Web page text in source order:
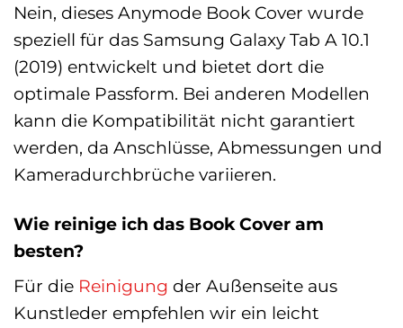
Nein, dieses Anymode Book Cover wurde
speziell für das Samsung Galaxy Tab A 10.1
(2019) entwickelt und bietet dort die
optimale Passform. Bei anderen Modellen
kann die Kompatibilität nicht garantiert
werden, da Anschlüsse, Abmessungen und
Kameradurchbrüche variieren.
Wie reinige ich das Book Cover am
besten?
Für die Reinigung der Außenseite aus
Kunstleder empfehlen wir ein leicht